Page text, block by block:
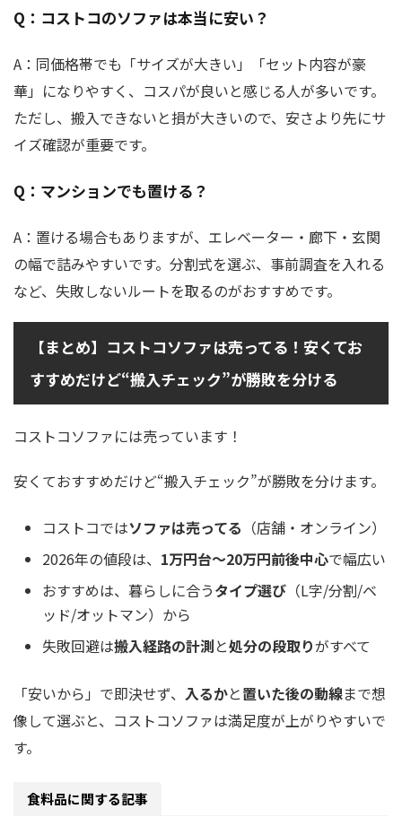
Q：コストコのソファは本当に安い？
A：同価格帯でも「サイズが大きい」「セット内容が豪
華」になりやすく、コスパが良いと感じる人が多いです。
ただし、搬入できないと損が大きいので、安さより先にサ
イズ確認が重要です。
Q：マンションでも置ける？
A：置ける場合もありますが、エレベーター・廊下・玄関
の幅で詰みやすいです。分割式を選ぶ、事前調査を入れる
など、失敗しないルートを取るのがおすすめです。
【まとめ】コストコソファは売ってる！安くてお
すすめだけど“搬入チェック”が勝敗を分ける
コストコソファには売っています！
安くておすすめだけど“搬入チェック”が勝敗を分けます。
コストコではソファは売ってる （店舗・オンライン）
2026年の値段は、 1万円台〜20万円前後中心で幅広い
おすすめは、暮らしに合うタイプ選び （L字/分割/ベ
ッド/オットマン）から
失敗回避は搬入経路の計測と処分の段取りがすべて
「安いから」で即決せず、 入るかと置いた後の動線まで想
像して選ぶと、コストコソファは満足度が上がりやすいで
す。
食料品に関する記事